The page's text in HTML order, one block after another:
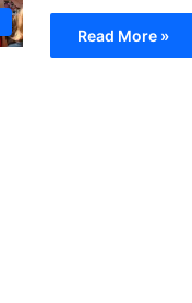
Read More »